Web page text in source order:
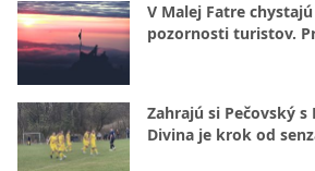
V Malej Fatre
pozornosti turistov.
Zahrajú si Pečovský
Divina je krok od